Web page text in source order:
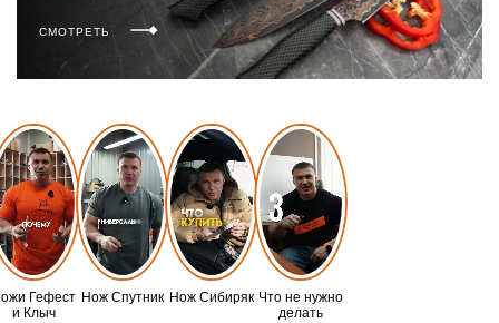
СМОТРЕТЬ
Гефест
и Клыч
Нож Спутник Нож Сибиряк Что не нужно
делать